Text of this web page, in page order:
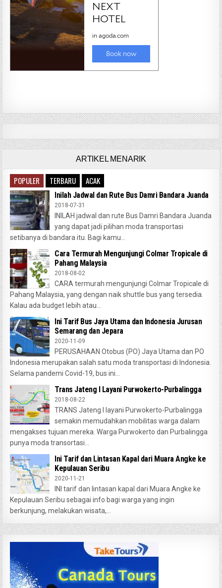
ARTIKEL MENARIK
POPULER TERBARU ACAK
Inilah Jadwal dan Rute Bus Damri Bandara Juanda
2018-07-31
INILAH jadwal dan rute Bus Damri Bandara Juanda
yang dapat jadi pilihan moda transportasi
setibanya di bandara itu. Bagi kamu...
Cara Termurah Mengunjungi Colmar Tropicale di
Pahang Malaysia
2018-08-02
CARA termurah mengunjungi Colmar Tropicale di
Pahang Malaysia, yang dengan naik shuttle bus yang tersedia.
Kalau ada budget lebih atau...
Ini Tarif Bus Jaya Utama dan Indonesia Jurusan
Semarang dan Jepara
2020-11-09
PERUSAHAAN Otobus (PO) Jaya Utama dan PO
Indonesia merupakan salah satu moda transportasi di Indonesia.
Selama pandemi Covid-19, bus ini...
Trans Jateng I Layani Purwokerto-Purbalingga
2018-08-22
TRANS Jateng I layani Purwokerto-Purbalingga
semakin memudahkan mobilitas warga dalam
mengakses tujuan mereka. Warga Purwokerto dan Purbalingga
punya moda transortasi...
Ini Tarif dan Lintasan Kapal dari Muara Angke ke
Kepulauan Seribu
2020-11-21
INI tarif dan lintasan kapal dari Muara Angke ke
Kepulauan Seribu sebagai info bagi warga yang ingin
berkunjung, melakukan wisata,...